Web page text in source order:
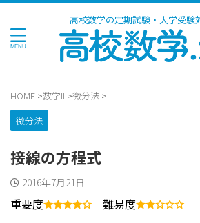
高校数学の定期試験・大学受験
HOME >数学II >微分法 >
微分法
接線の方程式
2016年7月21日
重要度
難易度